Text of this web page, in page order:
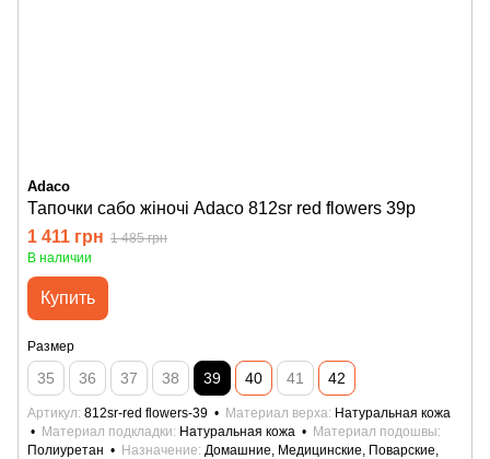
Adaco
Тапочки сабо жіночі Adaco 812sr red flowers 39р
1 411 грн 1 485 грн
В наличии
Купить
Размер
35 36 37 38 39 40 41 42
Артикул 812sr-red flowers-39 Материал верха Натуральная кожа
Материал подкладки
Натуральная кожа
Материал подошвы
Полиуретан
Назначение Домашние, Медицинские, Поварские,